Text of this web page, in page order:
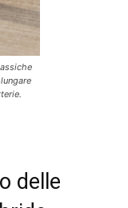
delle